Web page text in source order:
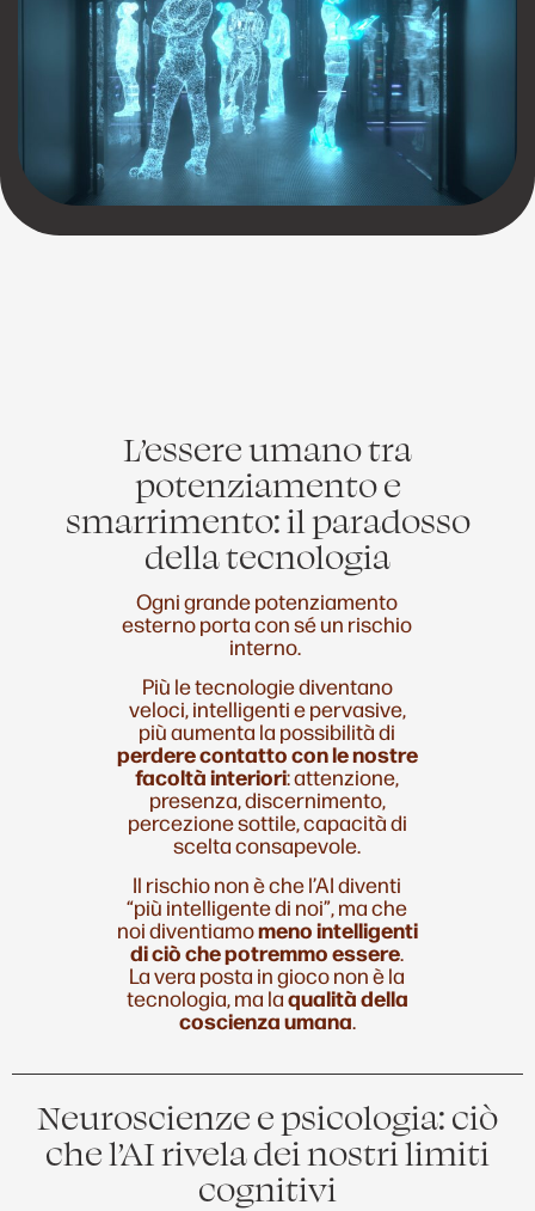
L’essere umano tra
potenziamento e
smarrimento: il paradosso
della tecnologia
Ogni grande potenziamento
esterno porta con sé un rischio
interno.
Più le tecnologie diventano
veloci, intelligenti e pervasive,
più aumenta la possibilità di
perdere contatto con le nostre
facoltà interiori: attenzione,
presenza, discernimento,
percezione sottile, capacità di
scelta consapevole.
Il rischio non è che l’AI diventi
“più intelligente di noi”, ma che
noi diventiamomeno intelligenti
di ciò che potremmo essere.
La vera posta in gioco non è la
tecnologia, ma laqualità della
coscienza umana.
Neuroscienze e psicologia: ciò
che l’AI rivela dei nostri limiti
cognitivi